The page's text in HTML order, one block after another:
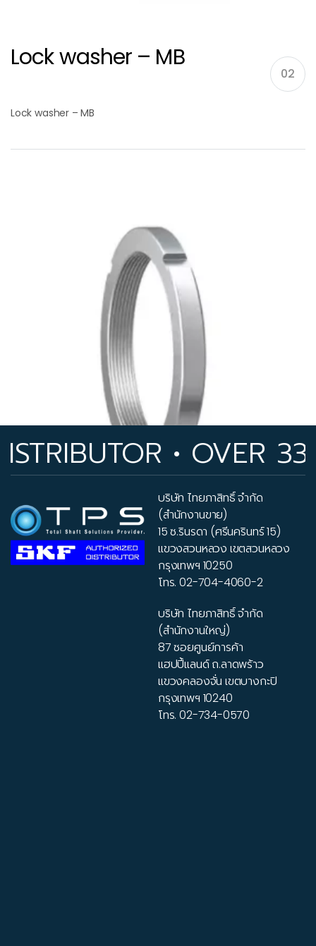
Lock washer – MB
02
Lock washer – MB
Lock nuts – KM
• OVER 33
บริษัท ไทยภาสิทธิ์ จำกัด
(สำนักงานขาย)
15 ซ.รินรดา (ศรีนครินทร์ 15)
แขวงสวนหลวง เขตสวนหลวง
กรุงเทพฯ 10250
โทร.02-704-4060-2
บริษัท ไทยภาสิทธิ์ จำกัด
(สำนักงานใหญ่)
87 ซอยศูนย์การค้า
แฮปปี้แลนด์ ถ.ลาดพร้าว
แขวงคลองจั่น เขตบางกะปิ
กรุงเทพฯ 10240
โทร.02-734-0570